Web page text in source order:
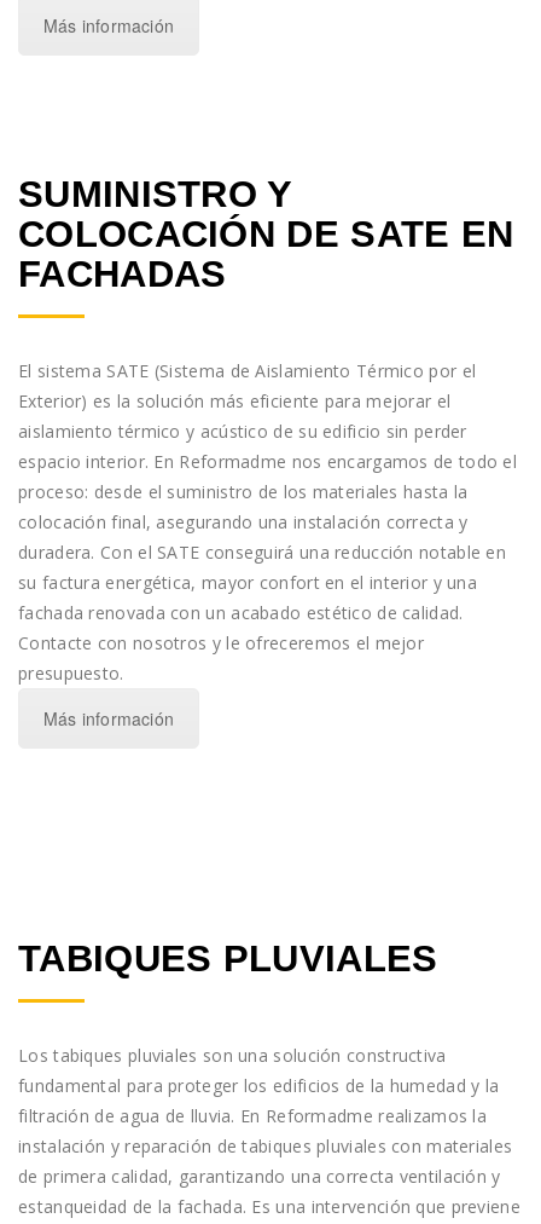
Más información
SUMINISTRO Y
COLOCACIÓN DE SATE EN
FACHADAS
El sistema SATE (Sistema de Aislamiento Térmico por el
Exterior) es la solución más eficiente para mejorar el
aislamiento térmico y acústico de su edificio sin perder
espacio interior. En Reformadme nos encargamos de todo el
proceso: desde el suministro de los materiales hasta la
colocación final, asegurando una instalación correcta y
duradera. Con el SATE conseguirá una reducción notable en
su factura energética, mayor confort en el interior y una
fachada renovada con un acabado estético de calidad.
Contacte con nosotros y le ofreceremos el mejor
presupuesto.
Más información
TABIQUES PLUVIALES
Los tabiques pluviales son una solución constructiva
fundamental para proteger los edificios de la humedad y la
filtración de agua de lluvia. En Reformadme realizamos la
instalación y reparación de tabiques pluviales con materiales
de primera calidad, garantizando una correcta ventilación y
estanqueidad de la fachada. Es una intervención que previene